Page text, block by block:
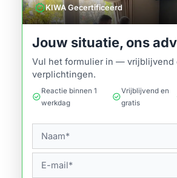
verifiedKIWA Gecertificeerd
Jouw situatie, ons
Vul het formulier in — vrijblijvend
verplichtingen.
check_circle
Reactie binnen 1
werkdag
check_circle
Vrijblijvend en
gratis